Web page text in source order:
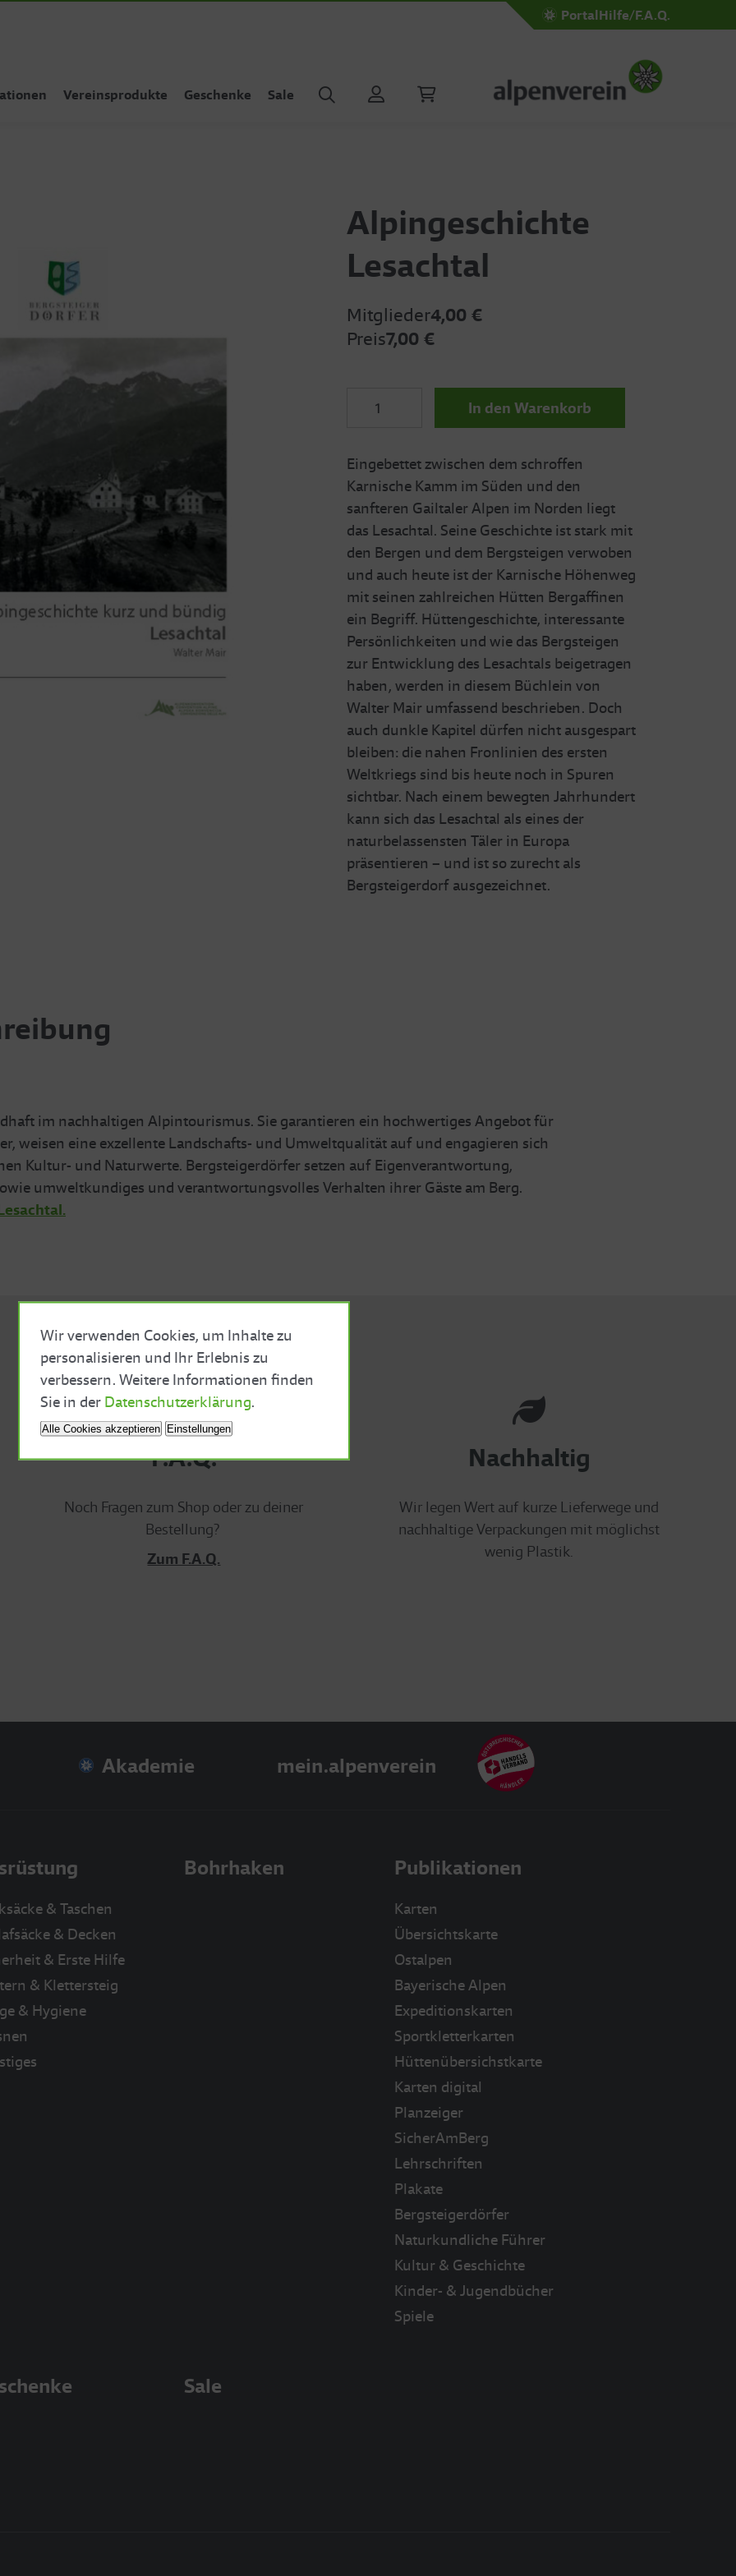
PortalHilfe/F.A.Q.
Vereinsprodukte Geschenke Sale
Alpingeschichte
Lesachtal
Mitglieder4,00 €
Preis7,00 €
In den Warenkorb
Eingebettet zwischen dem schroffen
Karnische Kamm im Süden und den
sanfteren Gailtaler Alpen im Norden liegt
das Lesachtal. Seine Geschichte ist stark mit
den Bergen und dem Bergsteigen verwoben
und auch heute ist der Karnische Höhenweg
mit seinen zahlreichen Hütten Bergaffinen
ein Begriff. Hüttengeschichte, interessante
Persönlichkeiten und wie das Bergsteigen
zur Entwicklung des Lesachtals beigetragen
haben, werden in diesem Büchlein von
Walter Mair umfassend beschrieben. Doch
auch dunkle Kapitel dürfen nicht ausgespart
bleiben: die nahen Fronlinien des ersten
Weltkriegs sind bis heute noch in Spuren
sichtbar. Nach einem bewegten Jahrhundert
kann sich das Lesachtal als eines der
naturbelassensten Täler in Europa
präsentieren – und ist so zurecht als
Bergsteigerdorf ausgezeichnet.
im nachhaltigen Alpintourismus. Sie garantieren ein hochwertiges Angebot für
weisen eine exzellente Landschafts- und Umweltqualität auf und engagieren sich
Kultur- und Naturwerte. Bergsteigerdörfer setzen auf Eigenverantwortung,
umweltkundiges und verantwortungsvolles Verhalten ihrer Gäste am Berg.
F.A.Q.
Noch Fragen zum Shop oder zu deiner
Bestellung?
Zum F.A.Q.
Nachhaltig
Wir legen Wert auf kurze Lieferwege und
nachhaltige Verpackungen mit möglichst
wenig Plastik.
Akademie mein.alpenverein
& Taschen
& Decken
& Erste Hilfe
& Klettersteig
& Hygiene
Bohrhaken Publikationen
Karten
Übersichtskarte
Ostalpen
Bayerische Alpen
Expeditionskarten
Sportkletterkarten
Hüttenübersichstkarte
Karten digital
Planzeiger
SicherAmBerg
Lehrschriften
Plakate
Bergsteigerdörfer
Naturkundliche Führer
Kultur & Geschichte
Kinder- & Jugendbücher
Spiele
Sale
Close Cookie Bar
Wir verwenden Cookies, um Inhalte zu
personalisieren und Ihr Erlebnis zu
verbessern. Weitere Informationen finden
Sie in der Datenschutzerklärung.
Alle Cookies akzeptieren Einstellungen